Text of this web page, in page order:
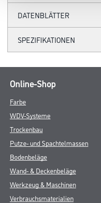
DATENBLÄTTER
SPEZIFIKATIONEN
Online-Shop
Farbe
WDV-Systeme
Trockenbau
Putze- und Spachtelmassen
Bodenbeläge
Wand- & Deckenbeläge
Werkzeug & Maschinen
Verbrauchsmaterialien